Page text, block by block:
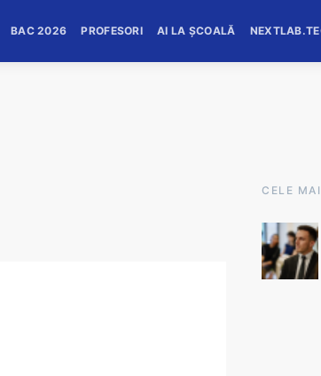
BAC 2026 PROFESORI AI LA ȘCOALĂ
CELE